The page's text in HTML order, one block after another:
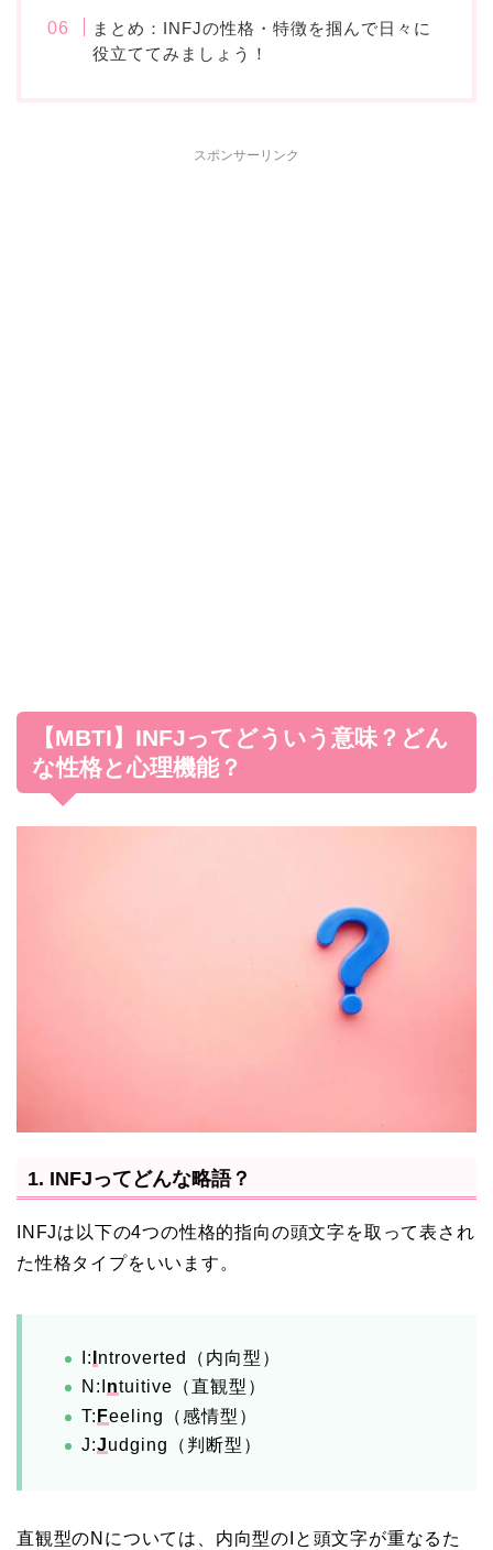
まとめ：INFJの性格・特徴を掴んで日々に
役立ててみましょう！
スポンサーリンク
【MBTI】INFJってどういう意味？どん
な性格と心理機能？
1. INFJってどんな略語？
INFJは以下の4つの性格的指向の頭文字を取って表され
た性格タイプをいいます。
I: ntroverted（内向型）
N:I ntuitive（直観型）
T: Feeling（感情型）
J:Judging（判断型）
直観型のNについては、内向型のIと頭文字が重なるた